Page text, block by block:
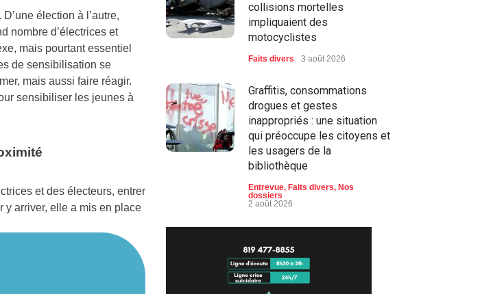
élection à l’autre,
nombre d’électrices et
mais pourtant essentiel
de sensibilisation se
mais aussi faire réagir.
sensibiliser les jeunes à
et des électeurs, entrer
y arriver, elle a mis en place
collisions mortelles
impliquaient des
motocyclistes
Faits divers 3 août 2026
Graffitis, consommations
drogues et gestes
inappropriés : une situation
qui préoccupe les citoyens et
les usagers de la
bibliothèque
Entrevue, Faits divers, Nos
dossiers
2 août 2026